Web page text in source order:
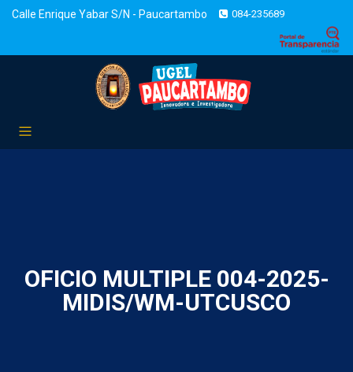
Calle Enrique Yabar S/N - Paucartambo 084-235689
OFICIO MULTIPLE 004-2025-
MIDIS/WM-UTCUSCO